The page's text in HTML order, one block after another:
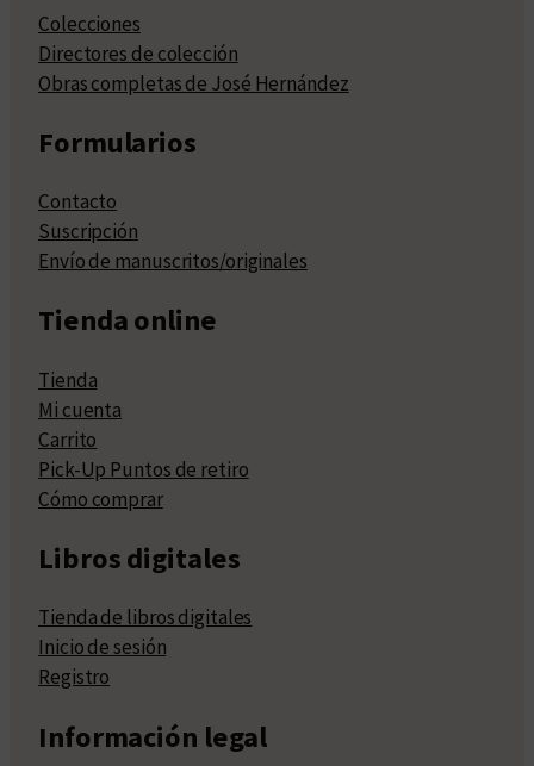
Colecciones
Directores de colección
Obras completas de José Hernández
Formularios
Contacto
Suscripción
Envío de manuscritos/originales
Tienda online
Tienda
Mi cuenta
Carrito
Pick-Up Puntos de retiro
Cómo comprar
Libros digitales
Tienda de libros digitales
Inicio de sesión
Registro
Información legal